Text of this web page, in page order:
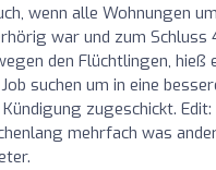
wenn alle Wohnungen
war und zum Schluss
den Flüchtlingen, hieß
suchen um in eine
zugeschickt. Edit:
mehrfach was